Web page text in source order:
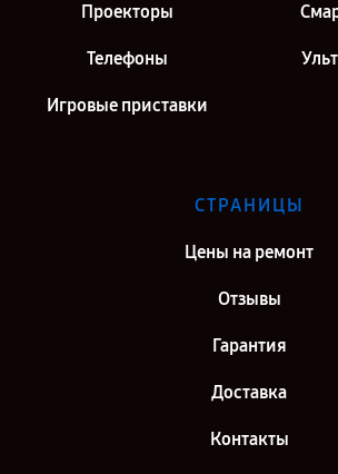
Проекторы
Телефоны
Игровые приставки
СТРАНИЦЫ
Цены на ремонт
Отзывы
Гарантия
Доставка
Контакты